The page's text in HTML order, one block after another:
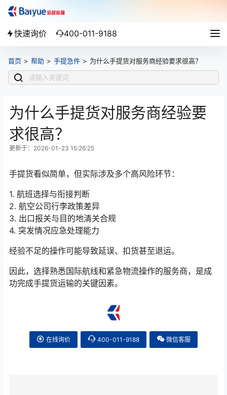
快速询价 400-011-9188
首页 > 帮助 > 手提急件 > 为什么手提货对服务商经验要求很高？
为什么手提货对服务商经验要
求很高？
更新于：2026-01-23 15:26:25
手提货看似简单，但实际涉及多个高风险环节：
1. 航班选择与衔接判断
2. 航空公司行李政策差异
3. 出口报关与目的地清关合规
4. 突发情况应急处理能力
经验不足的操作可能导致延误、扣货甚至退运。
因此，选择熟悉国际航线和紧急物流操作的服务商，是成
功完成手提货运输的关键因素。
在线询价 400-011-9188 微信客服